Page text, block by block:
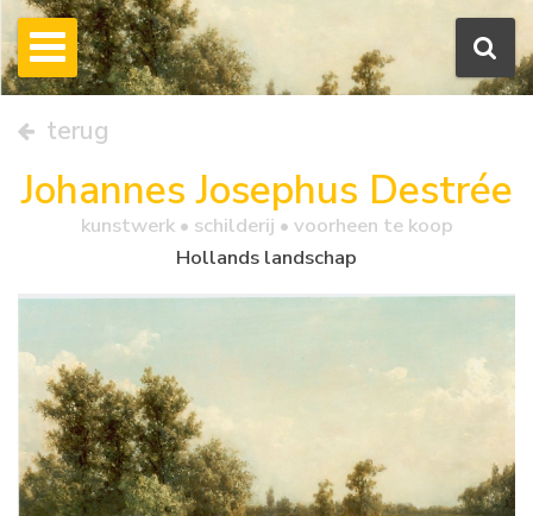
terug
Johannes Josephus Destrée
kunstwerk • schilderij • voorheen te koop
Hollands landschap